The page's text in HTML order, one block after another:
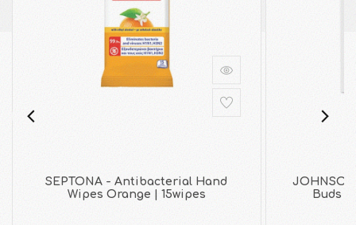
SEPTONA - Antibacterial Hand
Wipes Orange | 15wipes
Buds